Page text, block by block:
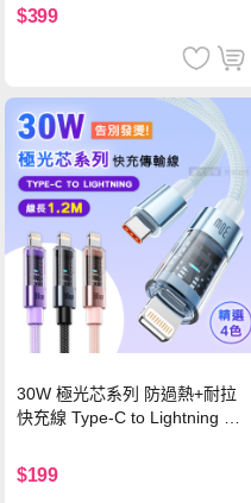
$399
30W 極光芯系列 防過熱+耐拉
快充線 Type-C to Lightning 傳
$199